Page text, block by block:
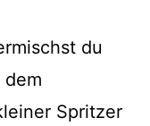
du
dem
Spritzer